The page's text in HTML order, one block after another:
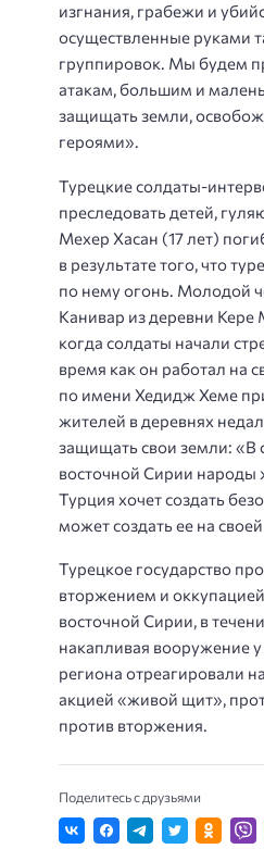
изгнания, грабежи и
осуществленные руками
группировок. Мы будем
атакам, большим и
защищать земли,
героями».
Турецкие солдаты-
преследовать детей,
Мехер Хасан (17 лет)
в результате того, что
по нему огонь. Молодой
Канивар из деревни
когда солдаты начали
время как он работал на
по имени Хедидж Хеме
жителей в деревнях
защищать свои земли: «В
восточной Сирии народы
Турция хочет создать
может создать ее на
Турецкое государство
вторжением и
восточной Сирии, в
накапливая вооружение
региона отреагировали
акцией «живой щит»,
против вторжения.
Поделитесь с друзьями